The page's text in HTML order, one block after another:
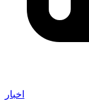
اخبار